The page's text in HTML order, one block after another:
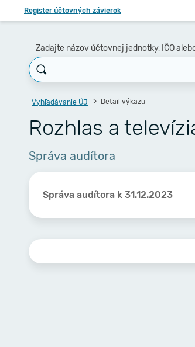
Register účtovných závierok
Zadajte názov účtovnej jednotky, IČO
Vyhľadávanie ÚJ Detail výkazu
Rozhlas a
Správa audítora
Správa audítora k 31.12.2023